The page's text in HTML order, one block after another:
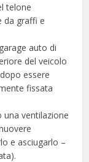
telone
da graffi e
auto di
del veicolo
essere
fissata
una ventilazione
e asciugarlo –